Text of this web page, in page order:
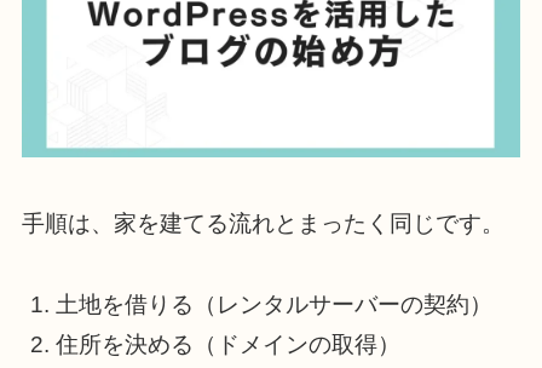
手順は、家を建てる流れとまったく同じです。
土地を借りる（レンタルサーバーの契約）
住所を決める（ドメインの取得）